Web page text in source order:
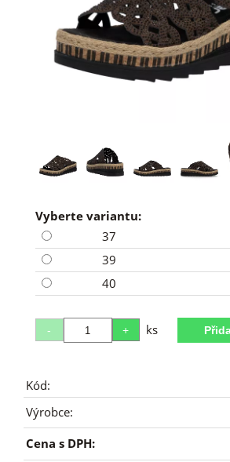
Vyberte variantu:
37
39
40
ks
Kód:
Výrobce:
Cena s DPH: